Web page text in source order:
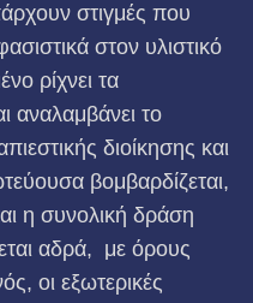
στιγμές που
στον υλιστικό
ρίχνει τα
αναλαμβάνει το
διοίκησης και
βομβαρδίζεται,
η συνολική δράση
αδρά, με όρους
οι εξωτερικές